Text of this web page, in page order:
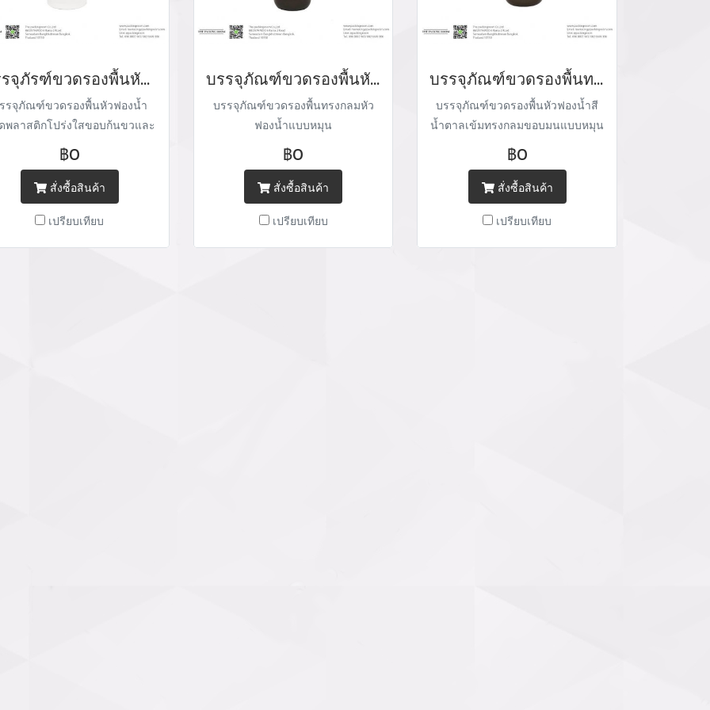
บรรจุภัรฑ์ขวดรองพื้นหัวฟองน้ำแบหมุนใช้งาน
รจุภัณฑ์ขวดรองพื้นหัวฟองน้ำ
พลาสติกโปร่งใสขอบก้นขวและ
ขอบปากขวดสีเงินทรงกลม
฿0
สั่งซื้อสินค้า
เปรียบเทียบ
บรรจุภัณฑ์ขวดรองพื้นหัวฟองน้ำ
บรรจุภัณฑ์ขวดรองพื้นทรงกลมหัว
ฟองน้ำแบบหมุน
฿0
สั่งซื้อสินค้า
เปรียบเทียบ
บรรจุภัณฑ์ขวดรองพื้นทรงกลมหัวฟองน้ำ
บรรจุภัณฑ์ขวดรองพื้นหัวฟองน้ำสี
น้ำตาลเข้มทรงกลมขอบมนแบบหมุน
฿0
สั่งซื้อสินค้า
เปรียบเทียบ